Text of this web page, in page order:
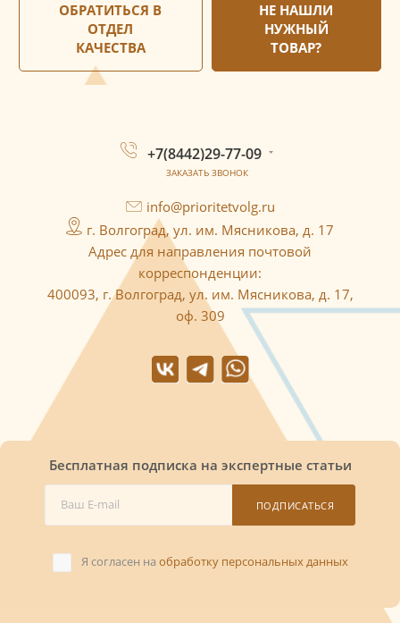
ОБРАТИТЬСЯ В
ОТДЕЛ
КАЧЕСТВА
НЕ НАШЛИ
НУЖНЫЙ
ТОВАР?
+7(8442)29-77-09
ЗАКАЗАТЬ ЗВОНОК
info@prioritetvolg.ru
г. Волгоград, ул. им. Мясникова, д. 17
Адрес для направления почтовой
корреспонденции:
400093, г. Волгоград, ул. им. Мясникова, д. 17,
оф. 309
Бесплатная подписка на экспертные статьи
ПОДПИСАТЬСЯ
Я согласен на обработку персональных данных